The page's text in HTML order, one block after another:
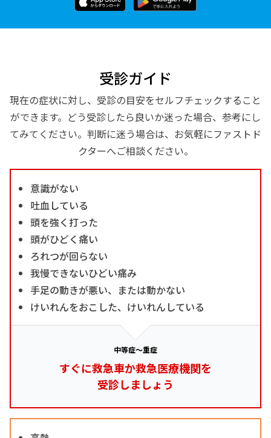
受診ガイド
現在の症状に対し、受診の目安をセルフチェックすること
ができます。どう受診したら良いか迷った場合、参考にし
てみてください。判断に迷う場合は、お気軽にファストド
クターへご相談ください。
意識がない
吐血している
頭を強く打った
頭がひどく痛い
ろれつが回らない
我慢できないひどい痛み
手足の動きが悪い、または動かない
けいれんをおこした、けいれんしている
中等症～重症
すぐに救急車か救急医療機関を
受診しましょう